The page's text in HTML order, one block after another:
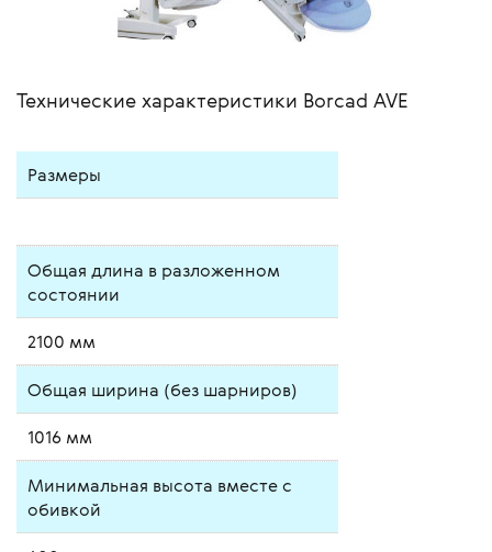
Технические характеристики Borcad AVE
Размеры
Общая длина в разложенном
состоянии
2100 мм
Общая ширина (без шарниров)
1016 мм
Минимальная высота вместе с
обивкой